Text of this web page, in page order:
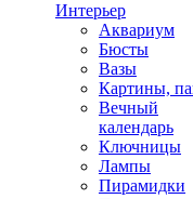
Интерьер
Аквариум
Бюсты
Вазы
Картины,
Вечный
календарь
Ключницы
Лампы
Пирамидки